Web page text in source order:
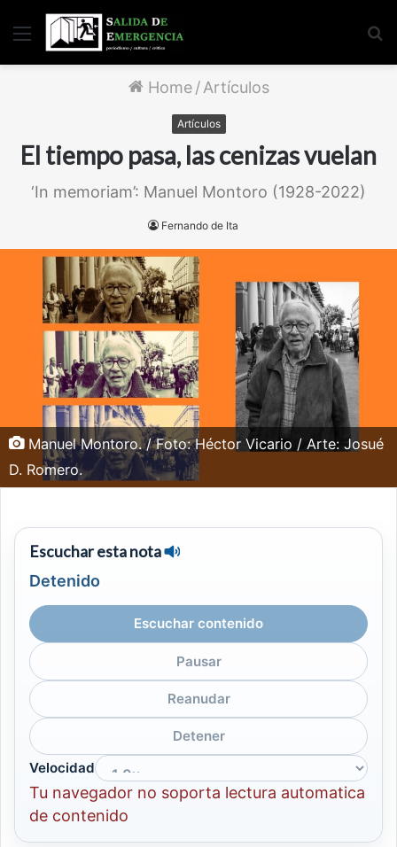
Menu
Home /Artículos
Artículos
El tiempo pasa, las cenizas vuelan
‘In memoriam’: Manuel Montoro (1928-2022)
Fernando de Ita
Manuel Montoro. / Foto: Héctor Vicario / Arte: Josué
D. Romero.
Escuchar esta nota
Detenido
Escuchar contenido
Pausar
Reanudar
Detener
Velocidad
Tu navegador no soporta lectura automatica
de contenido